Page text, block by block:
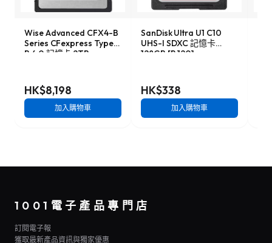
Wise Advanced CFX4-B
Series CFexpress Type-
B 4.0 記憶卡 2TB
HK$8,198
加入購物車
SanDisk Ultra U1 C10
UHS-I SDXC 記憶卡
128GB [R:120]
HK$338
加入購物車
1001電子產品專門店
訂閱電子報
獲取最新產品資訊與獨家優惠